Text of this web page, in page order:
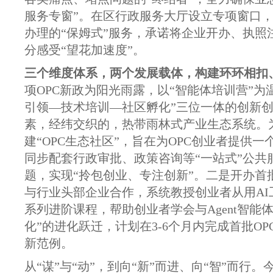
服务专窗”‌。在区行政服务大厅设立专项窗口
办理的“保姆式”服务，承诺将企业开办、执
分感受“望花加速度”。
三个维度体系，两个发展载体，构建环环相
项OPC新政为阳光雨露，以“智能体培训营”
引领—技术培训—社区孵化”三位一体的创新
素，经纬交织的，热带雨林式产业生态系统
建“OPC生态社区”，旨在为OPC创业者提供
同步配套行政审批、政策咨询等“一站式”公
题，实现“拎包创业、专注创新”。二是‌开办
与行业头部企业合作，系统教授创业者从用
系列进阶课程，帮助创业者学会与Agent智能
化”的进化跃迁，计划在‌3-6个月内完成首批
新范例。
从“谋”与“动”，到向“新”而进、向“智”而行